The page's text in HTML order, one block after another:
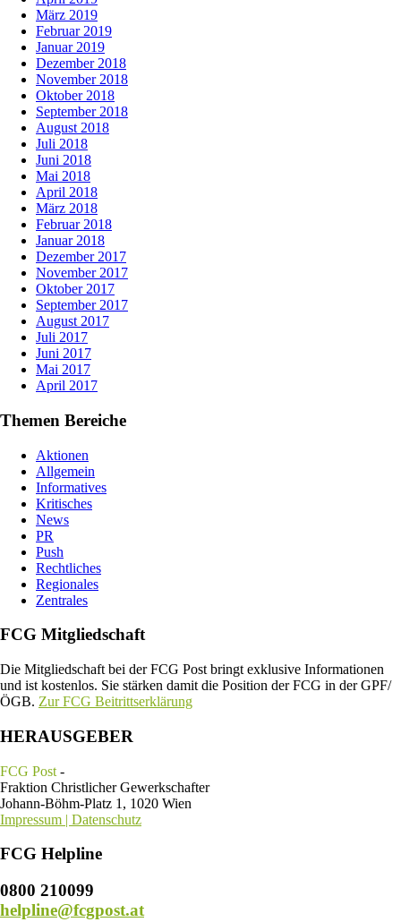
März 2019
Februar 2019
Januar 2019
Dezember 2018
November 2018
Oktober 2018
September 2018
August 2018
Juli 2018
Juni 2018
Mai 2018
April 2018
März 2018
Februar 2018
Januar 2018
Dezember 2017
November 2017
Oktober 2017
September 2017
August 2017
Juli 2017
Juni 2017
Mai 2017
April 2017
Themen Bereiche
Aktionen
Allgemein
Informatives
Kritisches
News
PR
Push
Rechtliches
Regionales
Zentrales
FCG Mitgliedschaft
Die Mitgliedschaft bei der FCG Post bringt exklusive Informationen
und ist kostenlos. Sie stärken damit die Position der FCG in der GPF/
ÖGB. Zur FCG Beitrittserklärung
HERAUSGEBER
FCG Post -
Fraktion Christlicher Gewerkschafter
Johann-Böhm-Platz 1, 1020 Wien
Impressum | Datenschutz
FCG Helpline
0800 210099
helpline@fcgpost.at